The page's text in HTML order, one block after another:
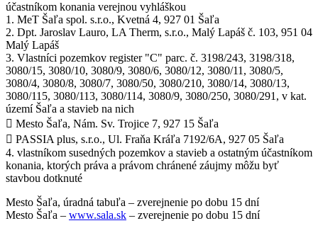
účastníkom konania verejnou vyhláškou
1. MeT Šaľa spol. s.r.o., Kvetná 4, 927 01 Šaľa
2. Dpt. Jaroslav Lauro, LA Therm, s.r.o., Malý Lapáš č. 103, 951 04
Malý Lapáš
3. Vlastníci pozemkov register "C" parc. č. 3198/243, 3198/318,
3080/15, 3080/10, 3080/9, 3080/6, 3080/12, 3080/11, 3080/5,
3080/4, 3080/8, 3080/7, 3080/50, 3080/210, 3080/14, 3080/13,
3080/115, 3080/113, 3080/114, 3080/9, 3080/250, 3080/291, v kat.
území Šaľa a stavieb na nich
 Mesto Šaľa, Nám. Sv. Trojice 7, 927 15 Šaľa
 PASSIA plus, s.r.o., Ul. Fraňa Kráľa 7192/6A, 927 05 Šaľa
4. vlastníkom susedných pozemkov a stavieb a ostatným účastníkom
konania, ktorých práva a právom chránené záujmy môžu byť
stavbou dotknuté
Mesto Šaľa, úradná tabuľa – zverejnenie po dobu 15 dní
Mesto Šaľa – www.sala.sk – zverejnenie po dobu 15 dní